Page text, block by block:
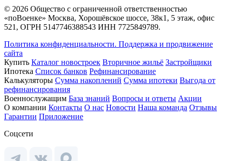
© 2026 Общество с ограниченной ответственностью
«поВоенке» Москва, Хорошёвское шоссе, 38к1, 5 этаж, офис
521, ОГРН 5147746388543 ИНН 7725849789.
Политика конфиденциальности. Поддержка и продвижение
сайта
Купить Каталог новостроек Вторичное жильё Застройщики
Ипотека Список банков Рефинансирование
Калькуляторы Сумма накоплений Сумма ипотеки Выгода от
рефинансирования
Военнослужащим База знаний Вопросы и ответы Акции
О компании Контакты О нас Новости Наша команда Отзывы
Гарантии Приложение
Соцсети